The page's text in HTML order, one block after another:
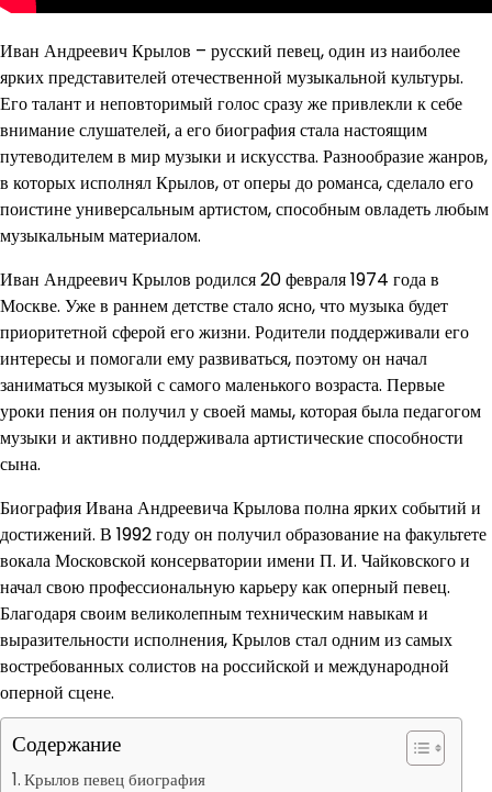
Иван Андреевич Крылов – русский певец, один из наиболее
ярких представителей отечественной музыкальной культуры.
Его талант и неповторимый голос сразу же привлекли к себе
внимание слушателей, а его биография стала настоящим
путеводителем в мир музыки и искусства. Разнообразие жанров,
в которых исполнял Крылов, от оперы до романса, сделало его
поистине универсальным артистом, способным овладеть любым
музыкальным материалом.
Иван Андреевич Крылов родился 20 февраля 1974 года в
Москве. Уже в раннем детстве стало ясно, что музыка будет
приоритетной сферой его жизни. Родители поддерживали его
интересы и помогали ему развиваться, поэтому он начал
заниматься музыкой с самого маленького возраста. Первые
уроки пения он получил у своей мамы, которая была педагогом
музыки и активно поддерживала артистические способности
сына.
Биография Ивана Андреевича Крылова полна ярких событий и
достижений. В 1992 году он получил образование на факультете
вокала Московской консерватории имени П. И. Чайковского и
начал свою профессиональную карьеру как оперный певец.
Благодаря своим великолепным техническим навыкам и
выразительности исполнения, Крылов стал одним из самых
востребованных солистов на российской и международной
оперной сцене.
Содержание
Крылов певец биография